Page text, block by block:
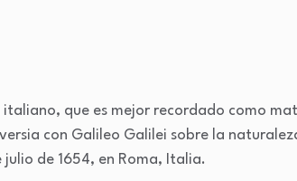
que es mejor recordado como
con Galileo Galilei sobre la
de 1654, en Roma, Italia.